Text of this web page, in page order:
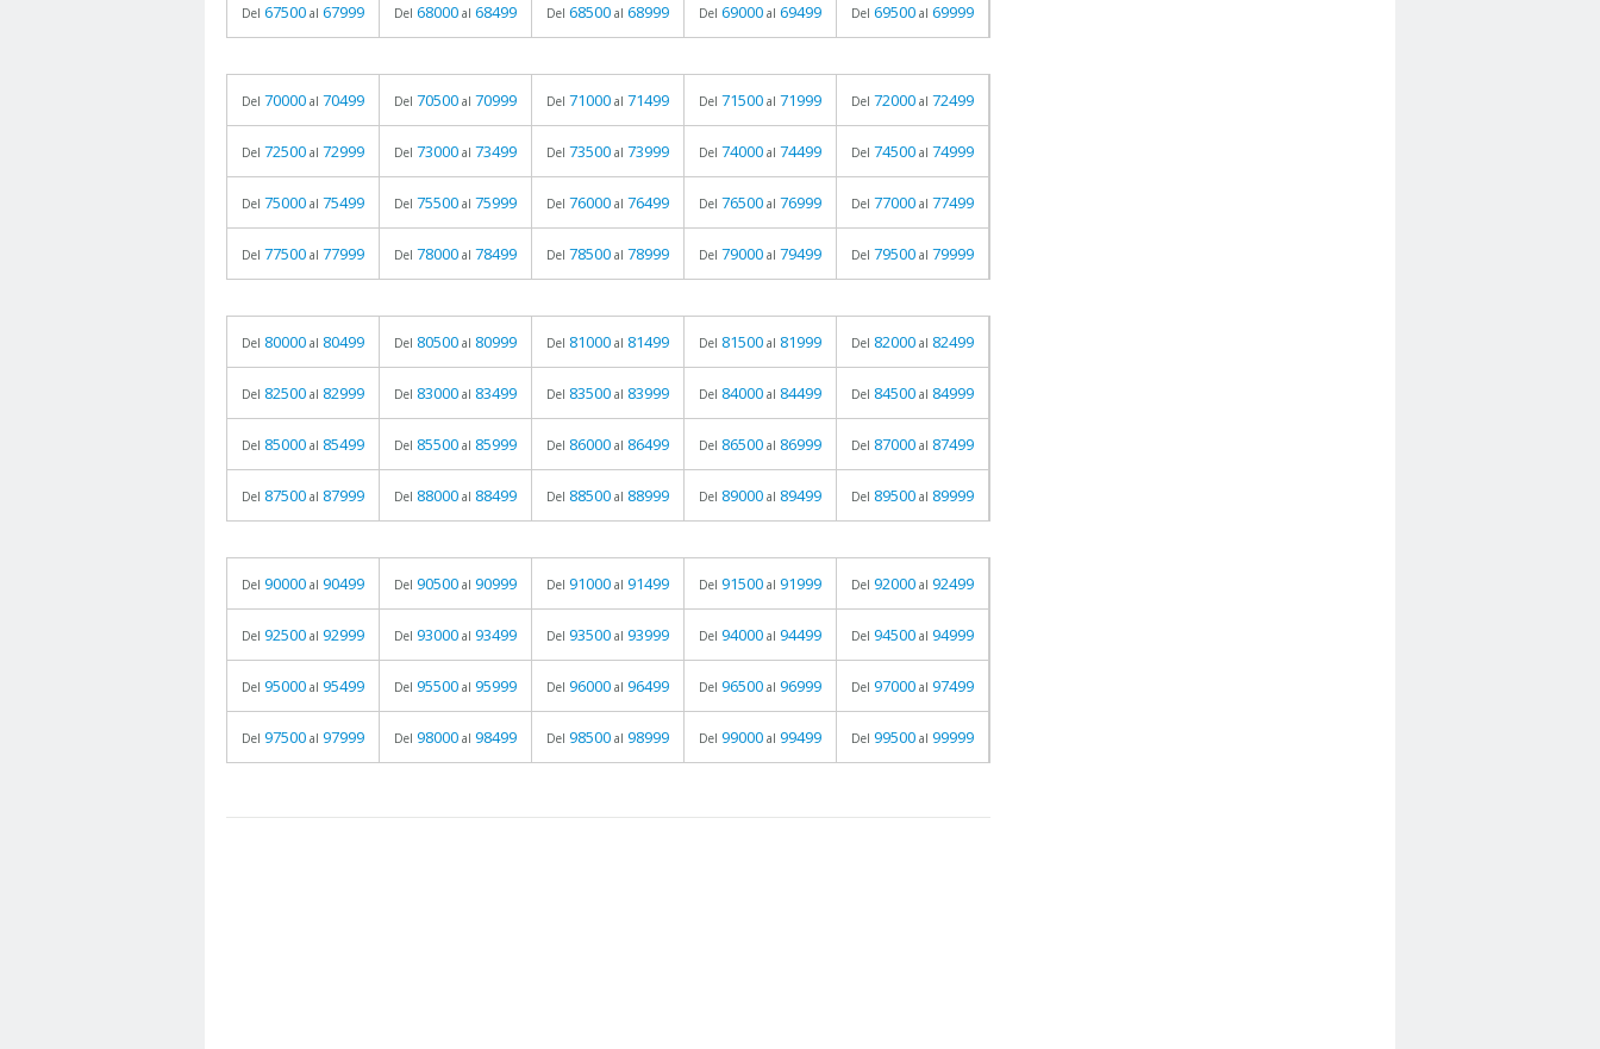
Del 67500 al 67999 Del 68000 al 68499 Del 68500 al 68999 Del 69000 al 69499 Del 69500 al 69999
Del 70000 al 70499 Del 70500 al 70999 Del 71000 al 71499 Del 71500 al 71999 Del 72000 al 72499
Del 72500 al 72999 Del 73000 al 73499 Del 73500 al 73999 Del 74000 al 74499 Del 74500 al 74999
Del 75000 al 75499 Del 75500 al 75999 Del 76000 al 76499 Del 76500 al 76999 Del 77000 al 77499
Del 77500 al 77999 Del 78000 al 78499 Del 78500 al 78999 Del 79000 al 79499 Del 79500 al 79999
Del 80000 al 80499 Del 80500 al 80999 Del 81000 al 81499 Del 81500 al 81999 Del 82000 al 82499
Del 82500 al 82999 Del 83000 al 83499 Del 83500 al 83999 Del 84000 al 84499 Del 84500 al 84999
Del 85000 al 85499 Del 85500 al 85999 Del 86000 al 86499 Del 86500 al 86999 Del 87000 al 87499
Del 87500 al 87999 Del 88000 al 88499 Del 88500 al 88999 Del 89000 al 89499 Del 89500 al 89999
Del 90000 al 90499 Del 90500 al 90999 Del 91000 al 91499 Del 91500 al 91999 Del 92000 al 92499
Del 92500 al 92999 Del 93000 al 93499 Del 93500 al 93999 Del 94000 al 94499 Del 94500 al 94999
Del 95000 al 95499 Del 95500 al 95999 Del 96000 al 96499 Del 96500 al 96999 Del 97000 al 97499
Del 97500 al 97999 Del 98000 al 98499 Del 98500 al 98999 Del 99000 al 99499 Del 99500 al 99999